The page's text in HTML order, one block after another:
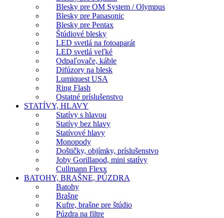
Blesky pre OM System / Olympus
Blesky pre Panasonic
Blesky pre Pentax
Štúdiové blesky
LED svetlá na fotoaparát
LED svetlá veľké
Odpaľovače, káble
Difúzory na blesk
Lumiquest USA
Ring Flash
Ostatné príslušenstvo
STATÍVY, HLAVY
Statívy s hlavou
Statívy bez hlavy
Statívové hlavy
Monopody
Doštičky, objímky, príslušenstvo
Joby Gorillapod, mini statívy
Cullmann Flexx
BATOHY, BRAŠNE, PÚZDRA
Batohy
Brašne
Kufre, brašne pre štúdio
Púzdra na filtre